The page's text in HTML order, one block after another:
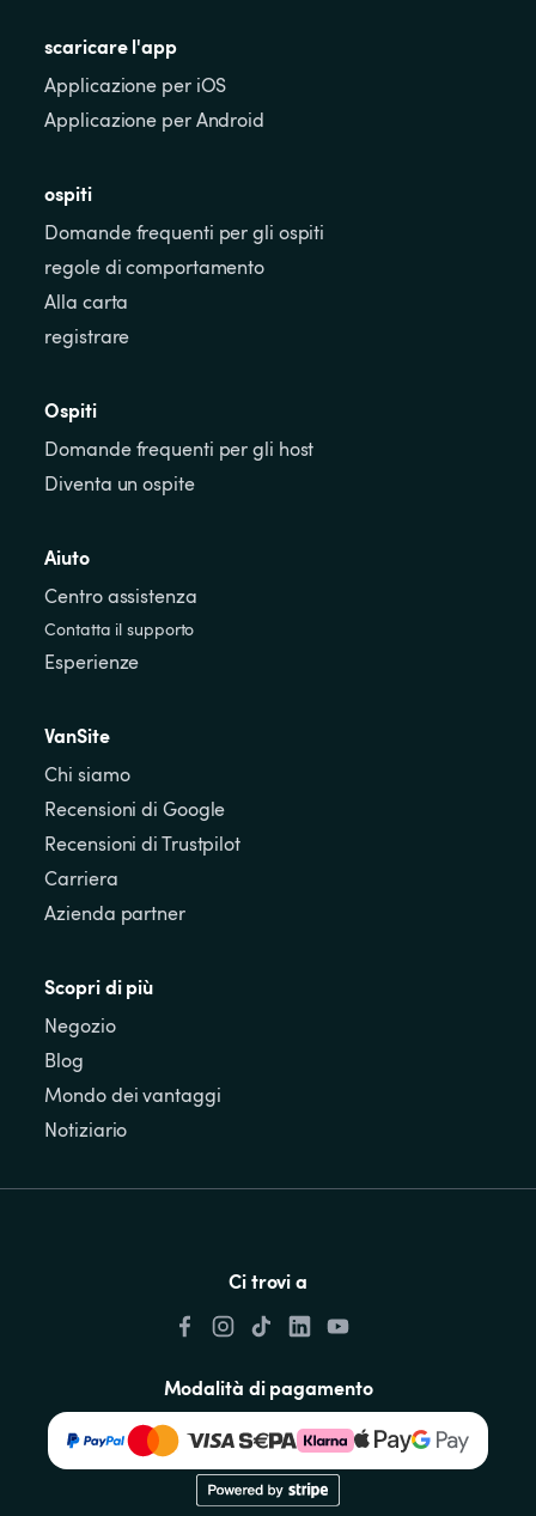
scaricare l'app
Applicazione per iOS
Applicazione per Android
ospiti
Domande frequenti per gli ospiti
regole di comportamento
Alla carta
registrare
Ospiti
Domande frequenti per gli host
Diventa un ospite
Aiuto
Centro assistenza
Contatta il supporto
Esperienze
VanSite
Chi siamo
Recensioni di Google
Recensioni di Trustpilot
Carriera
Azienda partner
Scopri di più
Negozio
Blog
Mondo dei vantaggi
Notiziario
Ci trovi a
Modalità di pagamento